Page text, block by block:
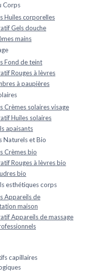
Corps
Huiles corporelles
Gels douche
mains
Fond de teint
Rouges à lèvres
à paupières
Crèmes solaires visage
Huiles solaires
apaisants
Naturels et Bio
Crèmes bio
Rouges à lèvres bio
bio
esthétiques corps
Appareils de
maison
Appareils de massage
capillaires